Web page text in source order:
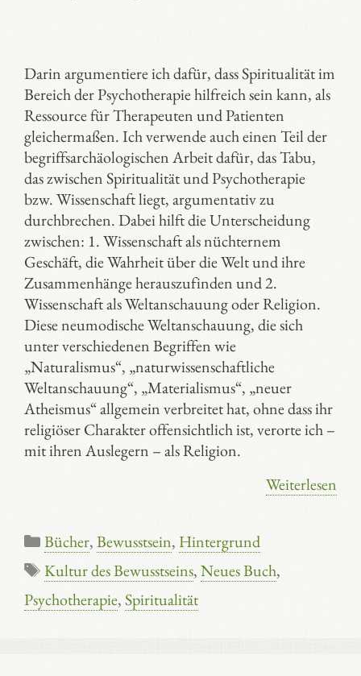
Darin argumentiere ich dafür, dass Spiritualität im
Bereich der Psychotherapie hilfreich sein kann, als
Ressource für Therapeuten und Patienten
gleichermaßen. Ich verwende auch einen Teil der
begriffsarchäologischen Arbeit dafür, das Tabu,
das zwischen Spiritualität und Psychotherapie
bzw. Wissenschaft liegt, argumentativ zu
durchbrechen. Dabei hilft die Unterscheidung
zwischen: 1. Wissenschaft als nüchternem
Geschäft, die Wahrheit über die Welt und ihre
Zusammenhänge herauszufinden und 2.
Wissenschaft als Weltanschauung oder Religion.
Diese neumodische Weltanschauung, die sich
unter verschiedenen Begriffen wie
„Naturalismus“, „naturwissenschaftliche
Weltanschauung“, „Materialismus“, „neuer
Atheismus“ allgemein verbreitet hat, ohne dass ihr
religiöser Charakter offensichtlich ist, verorte ich –
mit ihren Auslegern – als Religion.
Weiterlesen
Kategorien
Bücher,Bewusstsein, Hintergrund
Schlagwörter
Kultur des Bewusstseins,Neues Buch,
Psychotherapie,Spiritualität